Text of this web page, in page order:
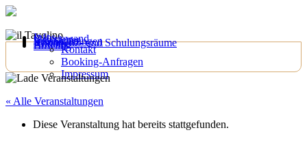
Bowling
Anfahrt
Konferenz- und Schulungsräume
Veranstaltungen
Newsletter
Galeriewand
Infos
Kontakt
Booking-Anfragen
Impressum
« Alle Veranstaltungen
Diese Veranstaltung hat bereits stattgefunden.